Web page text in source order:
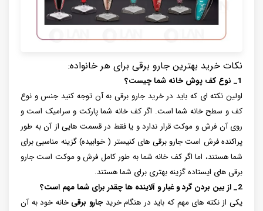
نکات خرید بهترین جارو برقی برای هر خانواده:
1_ نوع کف پوش خانه شما چیست؟
اولین نکته ای که باید در خرید جارو برقی به آن توجه کنید جنس و نوع
کف و سطح خانه شما است. اگر کف خانه شما پارکت و سرامیک است و
روی آن فرش و موکت قرار ندارد و یا فقط در قسمت هایی از آن به طور
پراکنده فرش است جارو برقی های کنیستر ( خوابیده) گزینه مناسبی برای
شما هستند، اما اگر کف خانه شما به طور کامل فرش و موکت است جارو
برقی های ایستاده گزینه بهتری برای شما هستند.
2_ از بین بردن گرد و غبار و آلاینده ها چقدر برای شما مهم است؟
یکی از نکته های مهم که باید در هنگام خرید جارو برقی خانه خود به آن